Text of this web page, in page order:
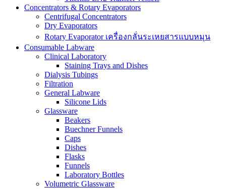
Concentrators & Rotary Evaporators
Centrifugal Concentrators
Dry Evaporators
Rotary Evaporator เครื่องกลั่นระเหยสารแบบหมุน
Consumable Labware
Clinical Laboratory
Staining Trays and Dishes
Dialysis Tubings
Filtration
General Labware
Silicone Lids
Glassware
Beakers
Buechner Funnels
Caps
Dishes
Flasks
Funnels
Laboratory Bottles
Volumetric Glassware